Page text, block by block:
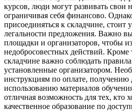
курсов, люди могут развивать свои
ограничивая себя финансово.
присоединяться к складчине, стоит
легальности предложения. Важно
площадки и организаторов, чтобы
недобросовестных действий. Кроме
складчине важно соблюдать
установленные организатором.
инструкциям по оплате, получению
использованию материалов
отличная возможность для тех, кто
качественное образование по